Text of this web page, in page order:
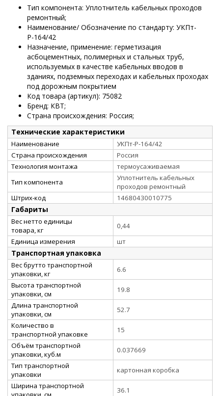
Тип компонента: Уплотнитель кабельных проходов
ремонтный;
Наименование/ Обозначение по стандарту: УКПт-
Р-164/42
Назначение, применение: герметизация
асбоцементных, полимерных и стальных труб,
используемых в качестве кабельных вводов в
зданиях, подземных переходах и кабельных проходах
под дорожным покрытием
Код товара (артикул): 75082
Бренд: КВТ;
Страна происхождения: Россия;
Технические характеристики
Наименование
УКПт-Р-164/42
Страна происхождения
Россия
Технология монтажа
термоусаживаемая
Тип компонента
Уплотнитель кабельных
проходов ремонтный
Штрих-код
14680430010775
Габариты
Вес нетто единицы
товара, кг
0,44
Единица измерения
шт
Транспортная упаковка
Вес брутто транспортной
упаковки, кг
6.6
Высота транспортной
упаковки, см
19.8
Длина транспортной
упаковки, см
52.7
Количество в
транспортной упаковке
15
Объём транспортной
упаковки, куб.м
0.037669
Тип транспортной
упаковки
картонная коробка
Ширина транспортной
36.1